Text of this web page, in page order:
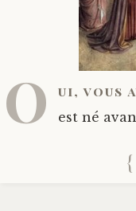
O ui, vous
est né